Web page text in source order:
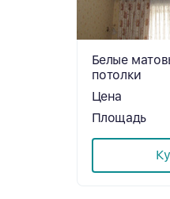
Белые
потолки
Цена
Площадь